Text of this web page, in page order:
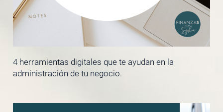
4 herramientas digitales que te ayudan en la
administración de tu negocio.